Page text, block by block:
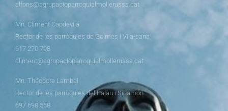
alfons@agrupacioparroquialmollerussa.cat
Mn. Climent Capdevila
Rector de les parròquies de Golmés i Vila-sana
617 270 798
climent@agrupacioparroquialmollerussa.cat
Mn. Théodore Lambal
Rector de les parròquies del Palau i Sidamon
697 698 568